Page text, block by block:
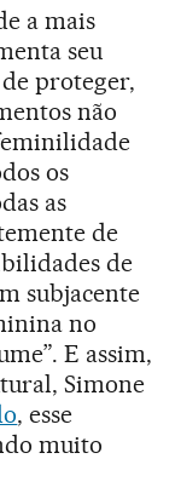
a mais
seu
proteger,
não
os
as
de
de
subjacente
no
E assim,
Simone
, esse
muito